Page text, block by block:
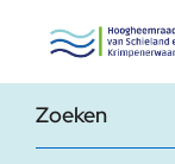
, startpagina
Zoekterm